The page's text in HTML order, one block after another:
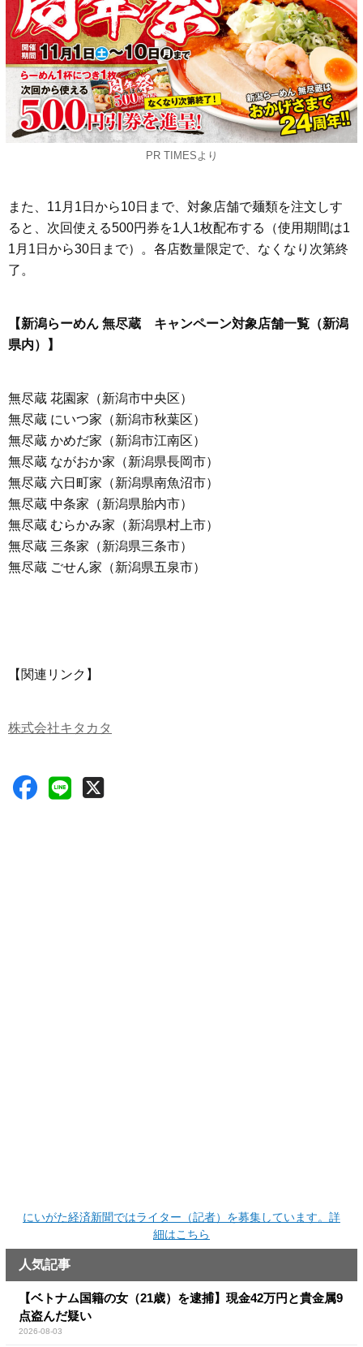
PR TIMESより
また、11月1日から10日まで、対象店舗で麺類を注文しす
ると、次回使える500円券を1人1枚配布する（使用期間は1
1月1日から30日まで）。各店数量限定で、なくなり次第終
了。
【新潟らーめん 無尽蔵 キャンペーン対象店舗一覧（新潟
県内）】
無尽蔵 花園家（新潟市中央区）
無尽蔵 にいつ家（新潟市秋葉区）
無尽蔵 かめだ家（新潟市江南区）
無尽蔵 ながおか家（新潟県長岡市）
無尽蔵 六日町家（新潟県南魚沼市）
無尽蔵 中条家（新潟県胎内市）
無尽蔵 むらかみ家（新潟県村上市）
無尽蔵 三条家（新潟県三条市）
無尽蔵 ごせん家（新潟県五泉市）
【関連リンク】
株式会社キタカタ
にいがた経済新聞ではライター（記者）を募集しています。詳
細はこちら
人気記事
【ベトナム国籍の女（21歳）を逮捕】現金42万円と貴金属9
点盗んだ疑い
2026-08-03